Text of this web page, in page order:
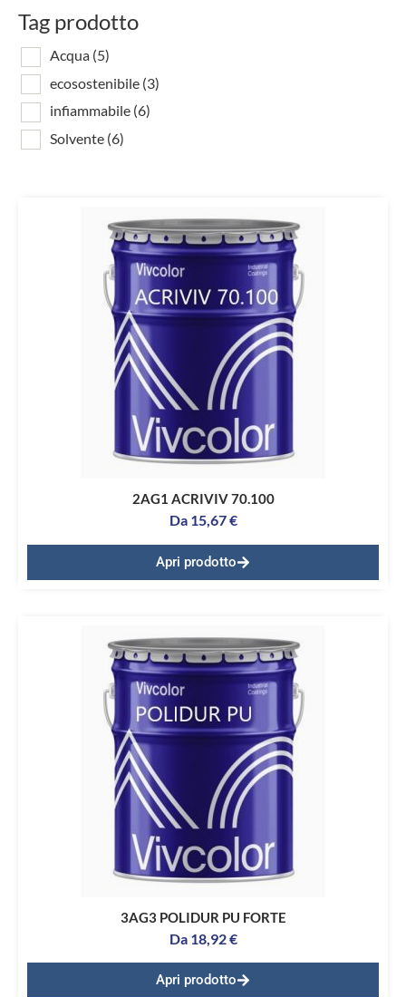
Tag prodotto
Acqua (5)
ecosostenibile (3)
infiammabile (6)
Solvente (6)
2AG1 ACRIVIV 70.100
Da 15,67€
Apri prodotto
3AG3 POLIDUR PU FORTE
Da 18,92€
Apri prodotto